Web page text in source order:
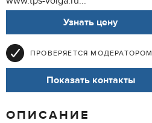
Узнать цену
ПРОВЕРЯЕТСЯ МОДЕРАТОРОМ
Показать контакты
ОПИСАНИЕ